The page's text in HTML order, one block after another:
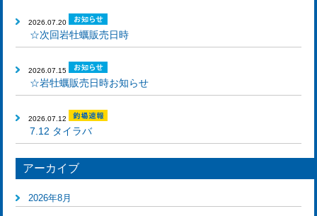
2026.07.20
☆次回岩牡蠣販売日時
2026.07.15
☆岩牡蠣販売日時お知らせ
2026.07.12
7.12 タイラバ
アーカイブ
2026年8月